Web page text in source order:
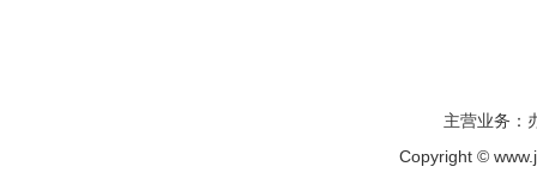
主营业务：
Copyright ©